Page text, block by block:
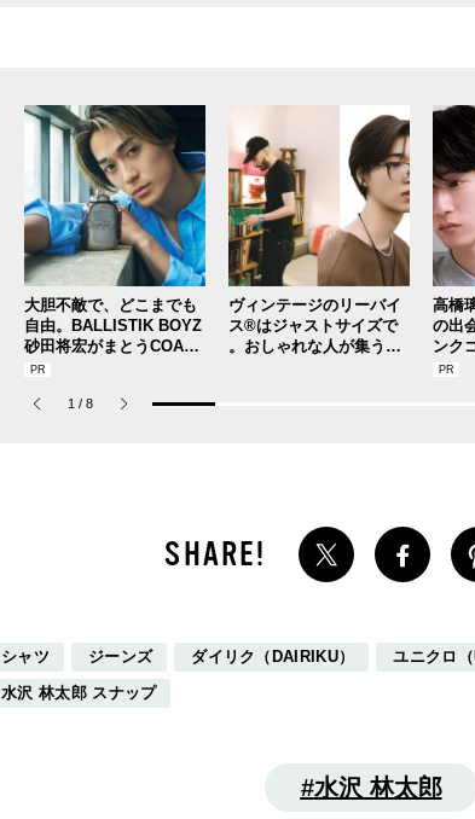
大胆不敵で、どこまでも
自由。BALLISTIK BOYZ
砂田将宏がまとうCOACH
の新作フレグランス「コ
パルファム」
ヴィンテージのリーバイ
ス®はジャストサイズで
。おしゃれな人が集う「
高橋
の出
ンク
1 / 8
シャツ ジーンズ ダイリク（DAIRIKU） ユニクロ（
水沢 林太郎 スナップ
水沢 林太郎